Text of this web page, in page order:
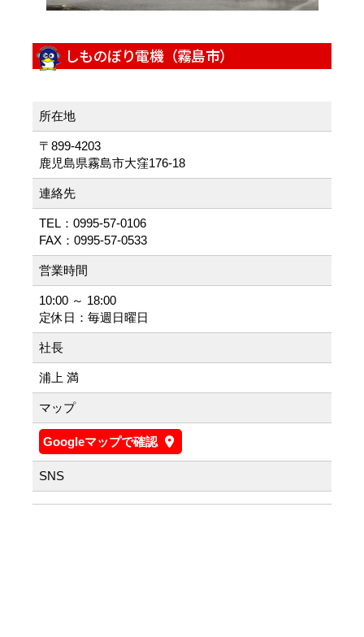
しものぼり電機（霧島市）
所在地
〒899-4203
鹿児島県霧島市大窪176-18
連絡先
TEL：0995-57-0106
FAX：0995-57-0533
営業時間
10:00 ～ 18:00
定休日：毎週日曜日
社長
浦上 満
マップ
Googleマップで確認
SNS